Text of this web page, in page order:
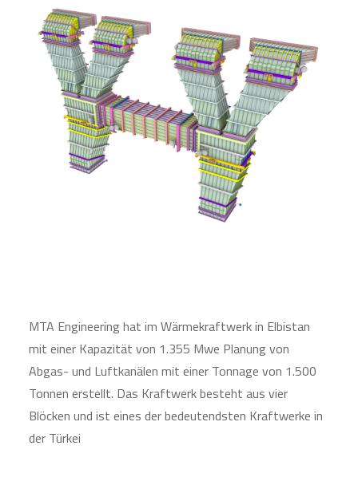
MTA Engineering hat im Wärmekraftwerk in Elbistan
mit einer Kapazität von 1.355 Mwe Planung von
Abgas- und Luftkanälen mit einer Tonnage von 1.500
Tonnen erstellt. Das Kraftwerk besteht aus vier
Blöcken und ist eines der bedeutendsten Kraftwerke in
der Türkei